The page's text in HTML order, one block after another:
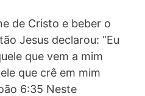
de Cristo e beber o
Jesus declarou: “Eu
que vem a mim
que crê em mim
6:35 Neste